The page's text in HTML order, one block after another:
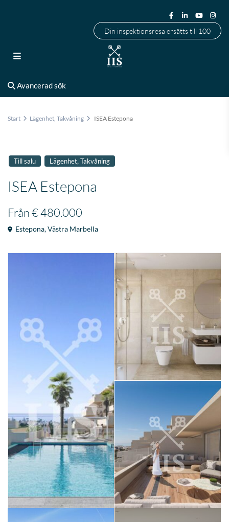
Din inspektionsresa ersätts till 100
Avancerad sök
Start Lägenhet,Takvåning ISEA Estepona
Till salu Lägenhet,Takvåning
ISEA Estepona
Från€ 480.000
Estepona,Västra Marbella